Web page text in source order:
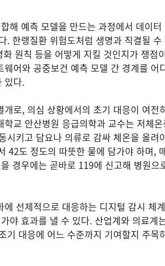
해 예측 모델을 만드는 과정에서 데이터
. 한랭질환 위험도처럼 생명과 직결될 수
원칙 등을 어떻게 지킬 것인지가 쟁점
어와 공중보건 예측 모델 간 경계를 어
있다.
로, 의심 상황에서의 초기 대응이 여전
교 안산병원 응급의학과 교수는 저체
시키고 담요나 의류로 감싸 체온을 올려
42도 정도의 따뜻한 물에 담가야 하며,
경우에는 곧바로 119에 신고해 병원으
선제적으로 대응하는 디지털 감시 체
야 효과를 낼 수 있다. 산업계와 의료계
기 대응에 어느 수준까지 기여할지 주목